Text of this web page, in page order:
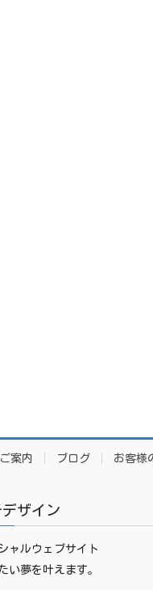
ご案内 ブログ お客様
ザイン
ャルウェブサイト
い夢を叶えます。